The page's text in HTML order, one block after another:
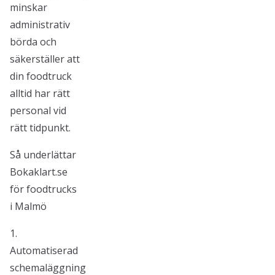
minskar
administrativ
börda och
säkerställer att
din foodtruck
alltid har rätt
personal vid
rätt tidpunkt.
Så underlättar
Bokaklart.se
för foodtrucks
i Malmö
1.
Automatiserad
schemaläggning